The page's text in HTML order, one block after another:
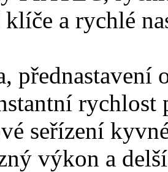
a rychlé
přednastavení
rychlost
seřízení
výkon a